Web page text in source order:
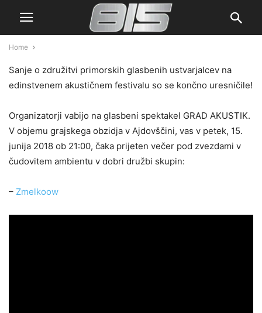
Home
Sanje o združitvi primorskih glasbenih ustvarjalcev na
edinstvenem akustičnem festivalu so se končno uresničile!
Organizatorji vabijo na glasbeni spektakel GRAD AKUSTIK.
V objemu grajskega obzidja v Ajdovščini, vas v petek, 15.
junija 2018 ob 21:00, čaka prijeten večer pod zvezdami v
čudovitem ambientu v dobri družbi skupin:
– Zmelkoow